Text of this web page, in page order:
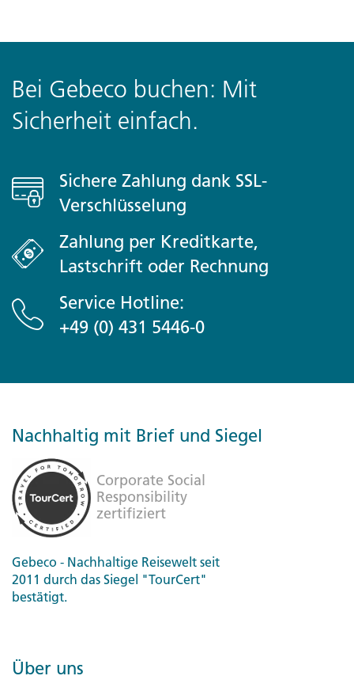
Bei Gebeco buchen: Mit
Sicherheit einfach.
Sichere Zahlung dank SSL-
Verschlüsselung
Zahlung per Kreditkarte,
Lastschrift oder Rechnung
Service Hotline:
+49 (0) 431 5446-0
Nachhaltig mit Brief und Siegel
Gebeco - Nachhaltige Reisewelt seit
2011 durch das Siegel "TourCert"
bestätigt.
Über uns